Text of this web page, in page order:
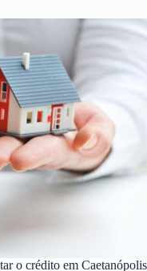
o crédito em Caetanópolis